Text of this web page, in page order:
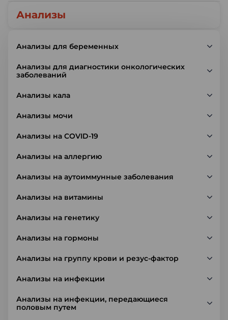
Анализы
Анализы для беременных
Анализы для диагностики онкологических
заболеваний
Анализы кала
Анализы мочи
Анализы на COVID-19
Анализы на аллергию
Анализы на аутоиммунные заболевания
Анализы на витамины
Анализы на генетику
Анализы на гормоны
Анализы на группу крови и резус-фактор
Анализы на инфекции
Анализы на инфекции, передающиеся
половым путем